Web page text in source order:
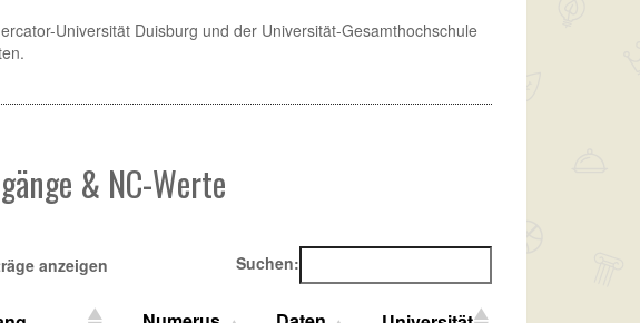
Universität Duisburg und der Universität-Gesamthochschule
& NC-Werte
anzeigen Suchen: